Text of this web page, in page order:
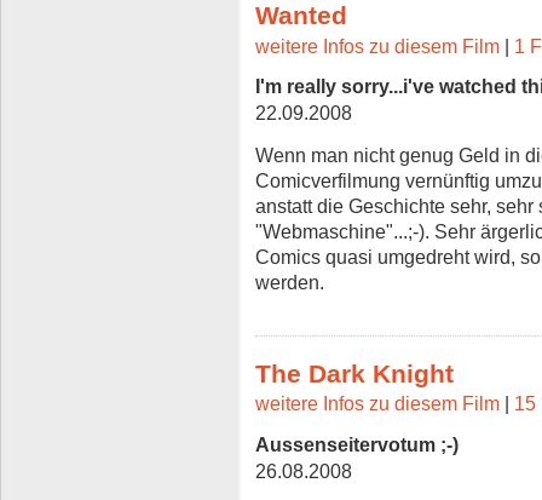
Wanted
weitere Infos zu diesem Film | 1
I'm really sorry...i've watched
22.09.2008
Wenn man nicht genug Geld in
Comicverfilmung vernünftig
anstatt die Geschichte sehr,
"Webmaschine"...;-). Sehr
Comics quasi umgedreht wird,
werden.
The Dark Knight
weitere Infos zu diesem Film
15
Aussenseitervotum ;-)
26.08.2008